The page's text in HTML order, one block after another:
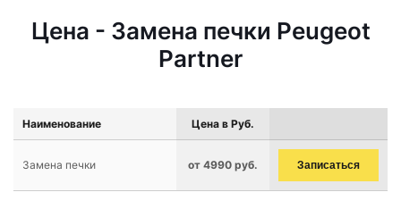
Цена - Замена печки Peugeot
Partner
Наименование Цена в Руб.
Замена печки от 4990 руб. Записаться